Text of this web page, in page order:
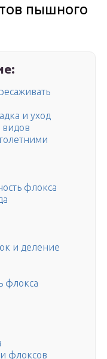
пышного
и уход
видов
флокса
и деление
флокса
флоксов